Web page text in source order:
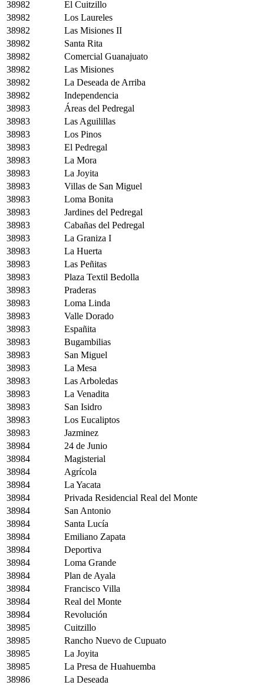
38982
El Cuitzillo
38982
Los Laureles
38982
Las Misiones II
38982
Santa Rita
38982
Comercial Guanajuato
38982
Las Misiones
38982
La Deseada de Arriba
38982
Independencia
38983
Áreas del Pedregal
38983
Las Aguilillas
38983
Los Pinos
38983
El Pedregal
38983
La Mora
38983
La Joyita
38983
Villas de San Miguel
38983
Loma Bonita
38983
Jardines del Pedregal
38983
Cabañas del Pedregal
38983
La Graniza I
38983
La Huerta
38983
Las Peñitas
38983
Plaza Textil Bedolla
38983
Praderas
38983
Loma Linda
38983
Valle Dorado
38983
Españita
38983
Bugambilias
38983
San Miguel
38983
La Mesa
38983
Las Arboledas
38983
La Venadita
38983
San Isidro
38983
Los Eucaliptos
38983
Jazminez
38984
24 de Junio
38984
Magisterial
38984
Agrícola
38984
La Yacata
38984
Privada Residencial Real del Monte
38984
San Antonio
38984
Santa Lucía
38984
Emiliano Zapata
38984
Deportiva
38984
Loma Grande
38984
Plan de Ayala
38984
Francisco Villa
38984
Real del Monte
38984
Revolución
38985
Cuitzillo
38985
Rancho Nuevo de Cupuato
38985
La Joyita
38985
La Presa de Huahuemba
38986
La Deseada